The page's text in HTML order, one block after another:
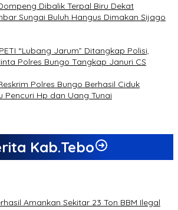
Dibalik Terpal Biru Dekat
Sungai Buluh Hangus Dimakan Sijago
“Lubang Jarum” Ditangkap Polisi,
Polres Bungo Tangkap Januri CS
Polres Bungo Berhasil Ciduk
Pencuri Hp dan Uang Tunai
Kab.Tebo
Amankan Sekitar 23 Ton BBM Ilegal